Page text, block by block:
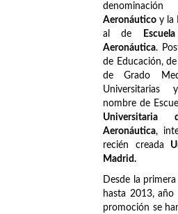
Aeronáutico y la
al de
Aeronáutica.
de Educación,
de Grado
Universitarias
nombre de
Universitaria
Aeronáutica,
recién creada
Madrid.
Desde la
hasta 2013,
promoción se